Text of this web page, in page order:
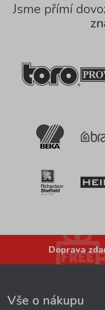
Jsme přímí
Doprava
Vše o nákupu